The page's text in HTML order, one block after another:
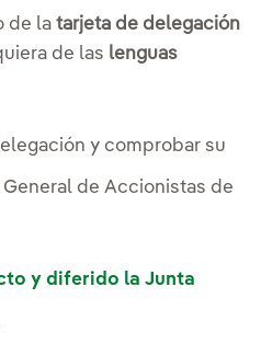
de la tarjeta de delegación
de las lenguas
y comprobar su
de Accionistas de
y diferido la Junta